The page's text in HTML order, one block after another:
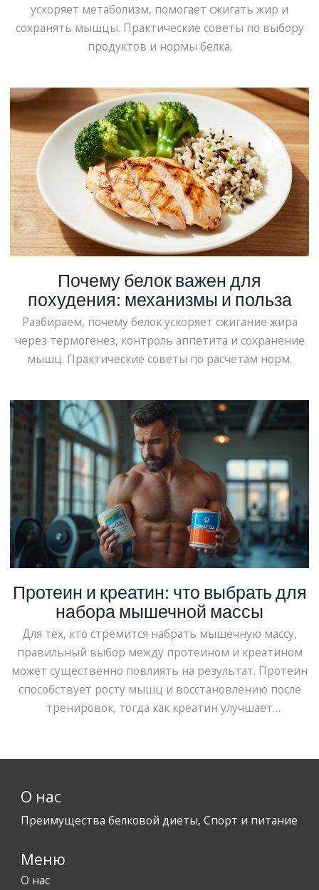
ускоряет метаболизм, помогает сжигать жир и
сохранять мышцы. Практические советы по выбору
продуктов и нормы белка.
Почему белок важен для
похудения: механизмы и польза
Разбираем, почему белок ускоряет сжигание жира
через термогенез, контроль аппетита и сохранение
мышц. Практические советы по расчетам норм.
Протеин и креатин: что выбрать для
набора мышечной массы
Для тех, кто стремится набрать мышечную массу,
правильный выбор между протеином и креатином
может существенно повлиять на результат. Протеин
способствует росту мышц и восстановлению после
тренировок, тогда как креатин улучшает
позволит разработать эффективную стратегию
О нас
Преимущества белковой диеты, Спорт и питание
Меню
О нас